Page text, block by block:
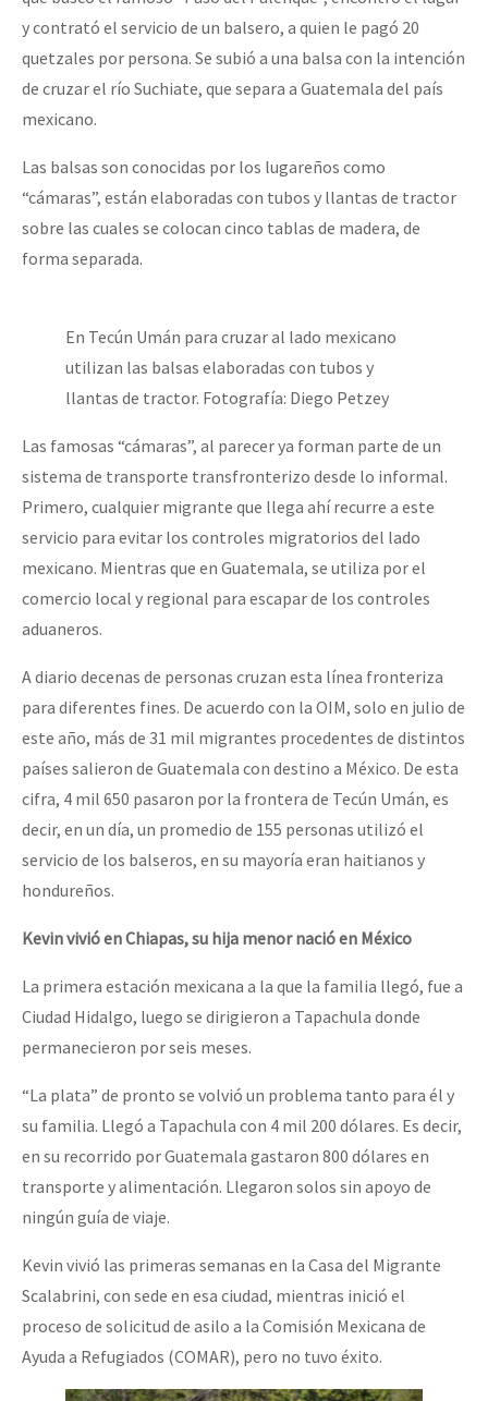
y contrató el servicio de un balsero, a quien le pagó 20
quetzales por persona. Se subió a una balsa con la intención
de cruzar el río Suchiate, que separa a Guatemala del país
mexicano.
Las balsas son conocidas por los lugareños como
“cámaras”, están elaboradas con tubos y llantas de tractor
sobre las cuales se colocan cinco tablas de madera, de
forma separada.
En Tecún Umán para cruzar al lado mexicano
utilizan las balsas elaboradas con tubos y
llantas de tractor. Fotografía: Diego Petzey
Las famosas “cámaras”, al parecer ya forman parte de un
sistema de transporte transfronterizo desde lo informal.
Primero, cualquier migrante que llega ahí recurre a este
servicio para evitar los controles migratorios del lado
mexicano. Mientras que en Guatemala, se utiliza por el
comercio local y regional para escapar de los controles
aduaneros.
A diario decenas de personas cruzan esta línea fronteriza
para diferentes fines. De acuerdo con la OIM, solo en julio de
este año, más de 31 mil migrantes procedentes de distintos
países salieron de Guatemala con destino a México. De esta
cifra, 4 mil 650 pasaron por la frontera de Tecún Umán, es
decir, en un día, un promedio de 155 personas utilizó el
servicio de los balseros, en su mayoría eran haitianos y
hondureños.
Kevin vivió en Chiapas, su hija menor nació en México
La primera estación mexicana a la que la familia llegó, fue a
Ciudad Hidalgo, luego se dirigieron a Tapachula donde
permanecieron por seis meses.
“La plata” de pronto se volvió un problema tanto para él y
su familia. Llegó a Tapachula con 4 mil 200 dólares. Es decir,
en su recorrido por Guatemala gastaron 800 dólares en
transporte y alimentación. Llegaron solos sin apoyo de
ningún guía de viaje.
Kevin vivió las primeras semanas en la Casa del Migrante
Scalabrini, con sede en esa ciudad, mientras inició el
proceso de solicitud de asilo a la Comisión Mexicana de
Ayuda a Refugiados (COMAR), pero no tuvo éxito.